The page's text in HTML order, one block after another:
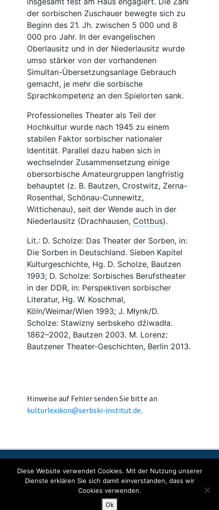
Hinweise auf Fehler senden Sie bitte an
kulturlexikon@serbski-institut.de.
© Copyright 2022 SORABICON. All Rights Reserved.
Diese Website verwendet Cookies. Mit der Nutzung unserer
Dienste erklären Sie sich damit einverstanden, dass wir
Cookies verwenden.
Ok